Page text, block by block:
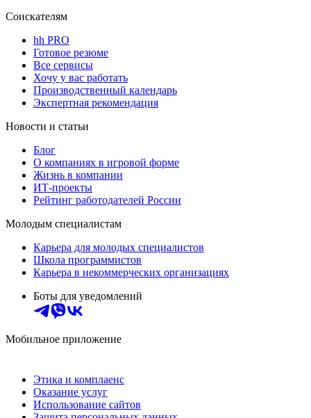
Соискателям
hh PRO
Готовое резюме
Все сервисы
Хочу у вас работать
Производственный календарь
Экспертная рекомендация
Новости и статьи
Блог
О компаниях в игровой форме
Жизнь в компании
ИТ-проекты
Рейтинг работодателей России
Молодым специалистам
Карьера для молодых специалистов
Школа программистов
Карьера в некоммерческих организациях
Боты для уведомлений
Мобильное приложение
Этика и комплаенс
Оказание услуг
Использование сайтов